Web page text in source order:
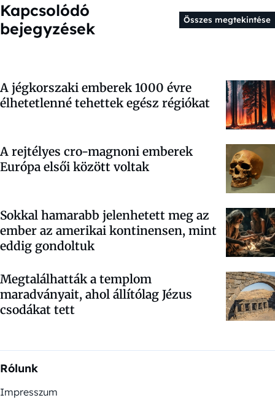
Kapcsolódó
bejegyzések
Összes megtekintése
A jégkorszaki emberek 1000 évre
élhetetlenné tehettek egész régiókat
A rejtélyes cro-magnoni emberek
Európa elsői között voltak
Sokkal hamarabb jelenhetett meg az
ember az amerikai kontinensen, mint
eddig gondoltuk
Megtalálhatták a templom
maradványait, ahol állítólag Jézus
csodákat tett
Rólunk
Impresszum